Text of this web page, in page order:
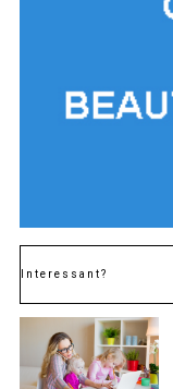
Interessant?